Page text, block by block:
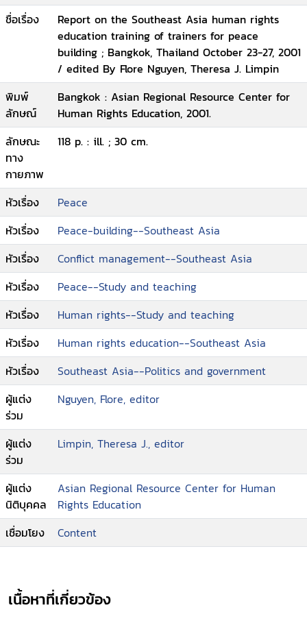
ชื่อเรื่อง
Report on the Southeast Asia human rights
education training of trainers for peace
building ; Bangkok, Thailand October 23-27, 2001
/ edited By Flore Nguyen, Theresa J. Limpin
พิมพ์
ลักษณ์
Bangkok : Asian Regional Resource Center for
Human Rights Education, 2001.
ลักษณะ
ทาง
กายภาพ
118 p. : ill. ; 30 cm.
หัวเรื่อง
Peace
หัวเรื่อง
Peace-building--Southeast Asia
หัวเรื่อง
Conflict management--Southeast Asia
หัวเรื่อง
Peace--Study and teaching
หัวเรื่อง
Human rights--Study and teaching
หัวเรื่อง
Human rights education--Southeast Asia
หัวเรื่อง
Southeast Asia--Politics and government
ผู้แต่ง
ร่วม
Nguyen, Flore, editor
ผู้แต่ง
ร่วม
Limpin, Theresa J., editor
ผู้แต่ง
นิติบุคคล
Asian Regional Resource Center for Human
Rights Education
เชื่อมโยง
Content
เนื้อหาที่เกี่ยวข้อง